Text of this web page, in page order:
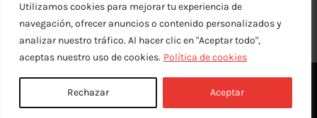
Utilizamos cookies para mejorar tu experiencia de
navegación, ofrecer anuncios o contenido personalizados y
analizar nuestro tráfico. Al hacer clic en "Aceptar todo",
aceptas nuestro uso de cookies. Política de cookies
Rechazar Aceptar
© Copyright 2012 - 2026 | | Todos los derechos reservados